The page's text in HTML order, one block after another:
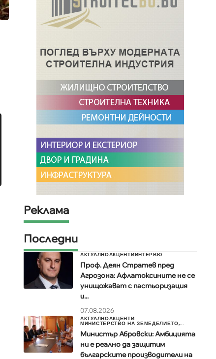
Реклама
Последни
АКТУАЛНОАКЦЕНТИИНТЕРВЮ
Проф. Деян Стратев пред
Агрозона: Афлатоксините не се
унищожават с пастьоризация
и...
07.08.2026
АКТУАЛНОАКЦЕНТИ
МИНИСТЕРСТВО НА ЗЕМЕДЕЛИЕТО,...
Министър Абровски: Амбицията
ни е реално да защитим
българските производители на